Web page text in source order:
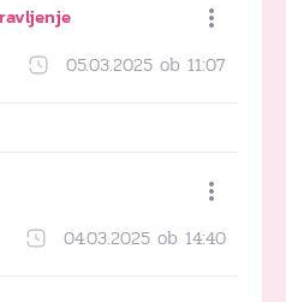
05.03.2025 ob 11:07
04.03.2025 ob 14:40